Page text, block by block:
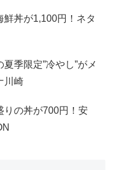
鮮丼が1,100円！ネタ
季限定”冷やし”がメ
川崎
りの丼が700円！安